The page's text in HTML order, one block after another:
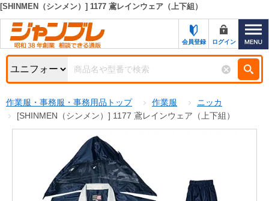
カテゴリー一覧
お知らせ
特集・キャンペーン一覧
初めての方へ
お問い合わせ
サポート＆ヘルプ
FAX注文用紙の印刷
キーワード検索
検索条件
商品ステータスで絞る
キャンペーン
[SHINMEN（シンメン）] 1177 鳶レインウェア（上下組）
会員登録 ログイン
作業服・事務服・事務用品トップ 作業服
ニッカ
[SHINMEN（シンメン）] 1177 鳶レインウェア（上下組）